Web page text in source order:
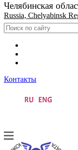
Челябинская
Russia, Chelyabinsk
Контакты